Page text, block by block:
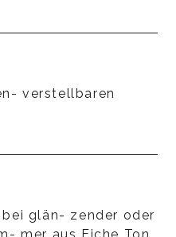
verstellbaren
glän- zender oder
mer aus Eiche Ton